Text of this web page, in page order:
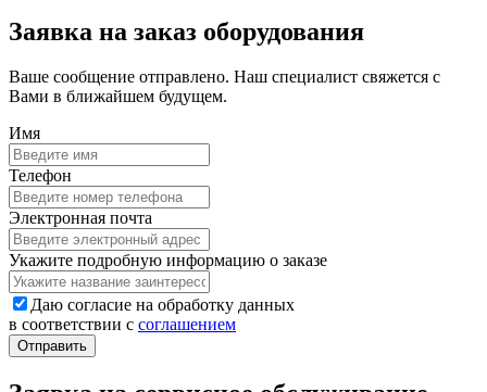
Заявка на заказ оборудования
Ваше сообщение отправлено. Наш специалист свяжется с
Вами в ближайшем будущем.
Имя
Телефон
Электронная почта
Укажите подробную информацию о заказе
Даю согласие на обработку данных
в соответствии с соглашением